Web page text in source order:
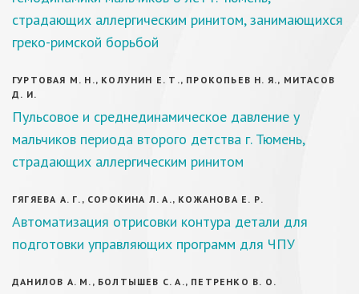
страдающих аллергическим ринитом, занимающихся
греко-римской борьбой
ГУРТОВАЯ М. Н., КОЛУНИН Е. Т., ПРОКОПЬЕВ Н. Я., МИТАСОВ
Д. И.
Пульсовое и среднединамическое давление у
мальчиков периода второго детства г. Тюмень,
страдающих аллергическим ринитом
ГЯГЯЕВА А. Г., СОРОКИНА Л. А., КОЖАНОВА Е. Р.
Автоматизация отрисовки контура детали для
подготовки управляющих программ для ЧПУ
ДАНИЛОВ А. М., БОЛТЫШЕВ С. А., ПЕТРЕНКО В. О.